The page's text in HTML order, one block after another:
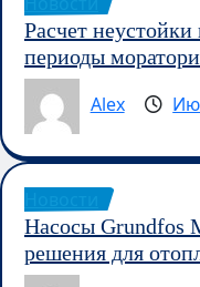
Расчет
периоды
Alex
Насосы Grundfos
решения для